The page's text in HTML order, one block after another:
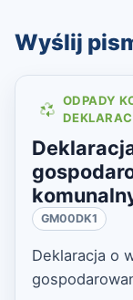
Wyślij
ODPADY
GM00DK1
Deklaracja o